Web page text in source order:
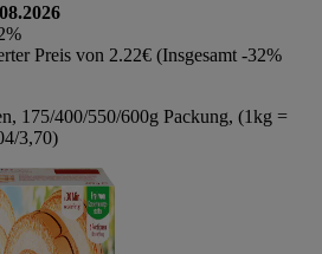
Preis von 2.22€ (Insgesamt -32%
175/400/550/600g Packung, (1kg =
3,70)